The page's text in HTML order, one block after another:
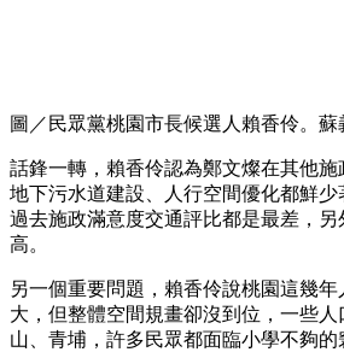
圖／民眾黨桃園市長候選人賴香伶。蘇
話鋒一轉，賴香伶認為鄭文燦在其他施
地下污水道建設、人行空間優化都鮮少
過去施政滿意度交通評比都是最差，
高。
另一個重要問題，賴香伶說桃園這幾
大，但整體空間規畫卻沒到位，一些
山、青埔，許多民眾都面臨小學不夠